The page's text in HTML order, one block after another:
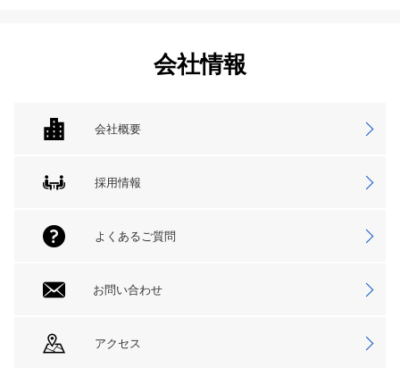
会社情報
会社概要
採用情報
よくあるご質問
お問い合わせ
アクセス